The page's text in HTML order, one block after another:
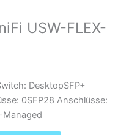
USW-FLEX-
DesktopSFP+
0SFP28 Anschlüsse: